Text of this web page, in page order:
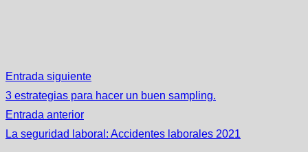
Entrada siguiente
3 estrategias para hacer un buen sampling.
Entrada anterior
La seguridad laboral: Accidentes laborales 2021